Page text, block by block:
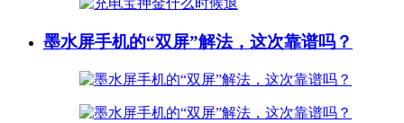
墨水屏手机的“双屏”解法，这次靠谱吗？